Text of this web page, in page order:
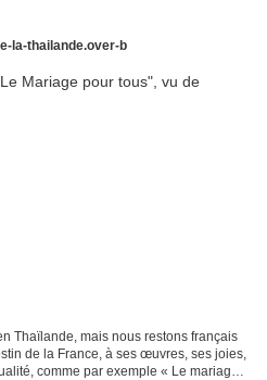
la-thailande.over-b
Thaïlande, mais nous restons français
de la France, à ses œuvres, ses joies,
comme par exemple « Le mariage